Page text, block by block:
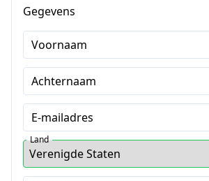
Gegevens
Voornaam
Achternaam
E-mailadres
Land